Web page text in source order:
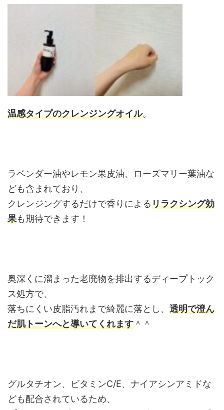
温感タイプのクレンジングオイル。
ラベンダー油やレモン果皮油、ローズマリー葉油な
ども含まれており、
クレンジングするだけで香りによるリラクシング効
果も期待できます！
奥深くに溜まった老廃物を排出するディープトック
ス処方で、
落ちにくい皮脂汚れまで綺麗に落とし、 透明で澄ん
だ肌トーンへと導いてくれます ＾＾
グルタチオン、ビタミンC/E、ナイアシンアミドな
ども配合されているため、